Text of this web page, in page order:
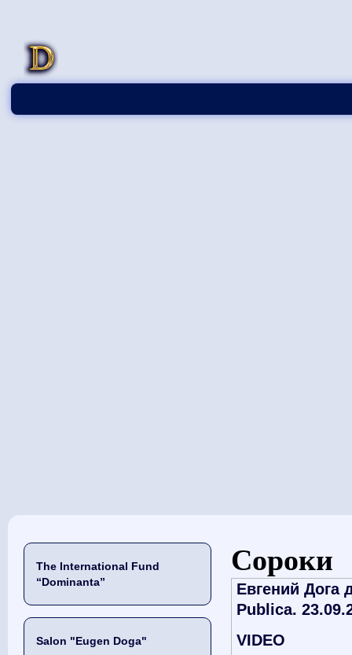
The International Fund
“Dominanta”
Salon "Eugen Doga"
当前位置
Сороки
Евгений Дога
Publica.
VIDEO